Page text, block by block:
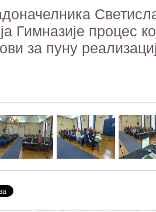
Гимназије процес
за пуну